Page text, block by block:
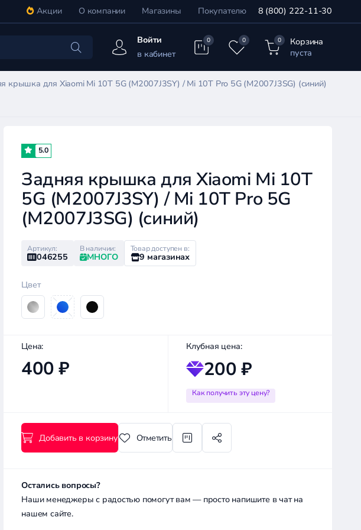
Акции О компании Магазины Покупателю 8 (800) 222-11-30
Войти
в кабинет
0 0 0
Корзина
пуста
крышка для Xiaomi Mi 10T 5G (M2007J3SY) / Mi 10T Pro 5G (M2007J3SG) (синий)
5.0
Задняя крышка для Xiaomi Mi 10T
5G (M2007J3SY) / Mi 10T Pro 5G
(M2007J3SG) (синий)
Артикул:
046255
В наличии:
МНОГО
Товар доступен в:
9 магазинах
Цвет
Цена:
400 ₽
Клубная цена:
200 ₽
Как получить эту цену?
Добавить в корзину Отметить
Остались вопросы?
Наши менеджеры с радостью помогут вам — просто напишите в чат на
нашем сайте.